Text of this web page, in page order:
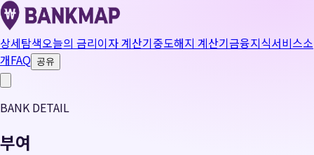
상세탐색오늘의 금리이자 계산기중도해지 계산기금융지식서비스소
개FAQ 공유
BANK DETAIL
부여